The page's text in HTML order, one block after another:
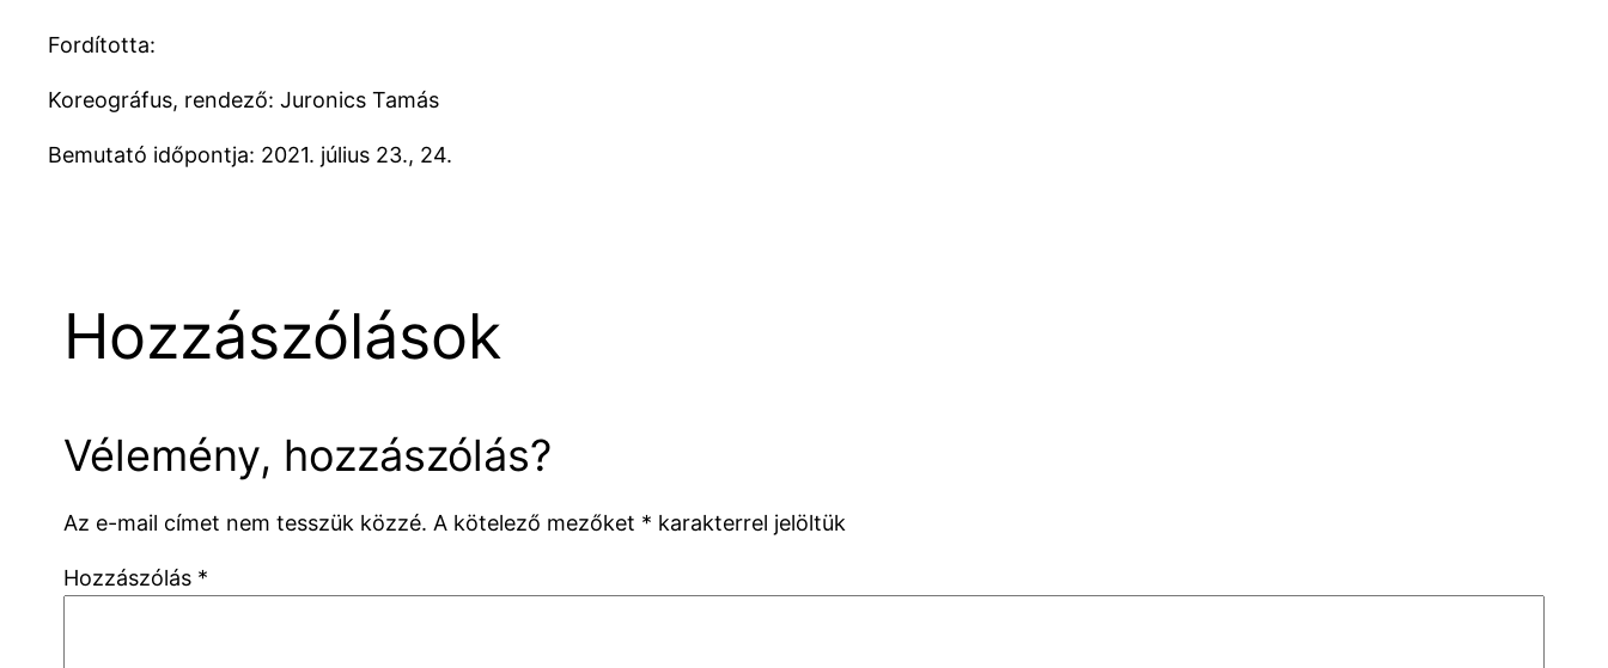
Fordította:
Koreográfus, rendező: Juronics Tamás
Bemutató időpontja: 2021. július 23., 24.
Hozzászólások
Vélemény, hozzászólás?
Az e-mail címet nem tesszük közzé. A kötelező mezőket * karakterrel jelöltük
Hozzászólás *